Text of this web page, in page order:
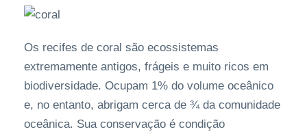
Os recifes de coral são ecossistemas
extremamente antigos, frágeis e muito ricos em
biodiversidade. Ocupam 1% do volume oceânico
e, no entanto, abrigam cerca de ¾ da comunidade
oceânica. Sua conservação é condição